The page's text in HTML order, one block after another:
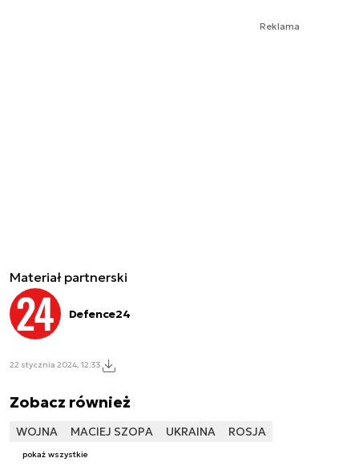
Reklama
Materiał partnerski
Defence24
22 stycznia 2024, 12:33
Zobacz również
WOJNA MACIEJ SZOPA UKRAINA ROSJA
pokaż wszystkie